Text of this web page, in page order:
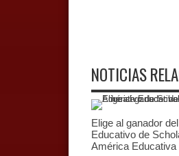
NOTICIAS
Elige al ganador
Educativo de
América Educativa